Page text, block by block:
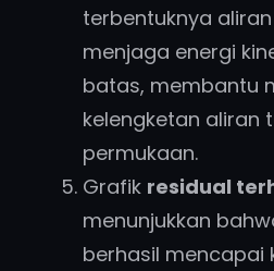
terbentuknya
menjaga energi
batas, membantu
kelengketan aliran
permukaan.
Grafik residual
menunjukkan
berhasil mencapai